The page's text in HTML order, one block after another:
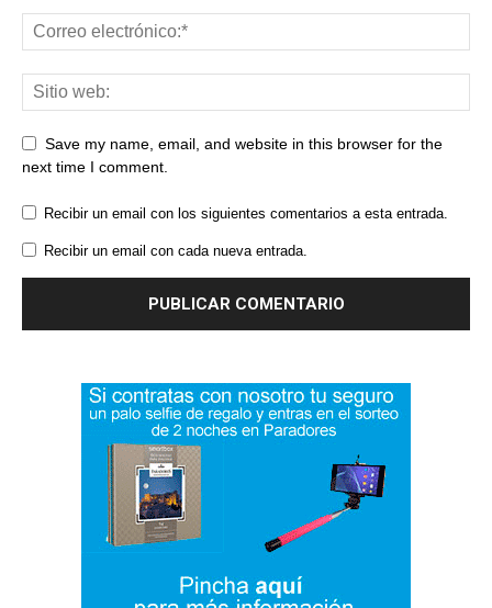
Save my name, email, and website in this browser for the
next time I comment.
Recibir un email con los siguientes comentarios a esta entrada.
Recibir un email con cada nueva entrada.